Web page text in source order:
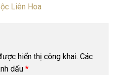
Liên Hoa
hiển thị công khai. Các
dấu *